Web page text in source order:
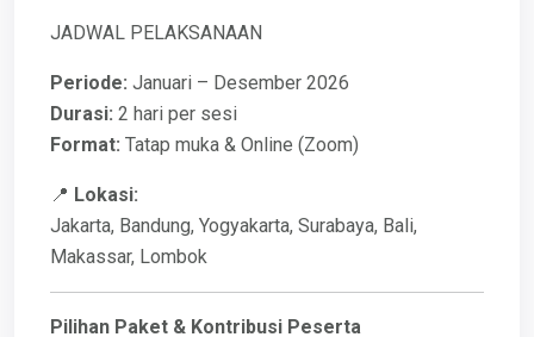
JADWAL PELAKSANAAN
Periode: Januari – Desember 2026
Durasi: 2 hari per sesi
Format: Tatap muka & Online (Zoom)
📍 Lokasi:
Jakarta, Bandung, Yogyakarta, Surabaya, Bali,
Makassar, Lombok
Pilihan Paket & Kontribusi Peserta